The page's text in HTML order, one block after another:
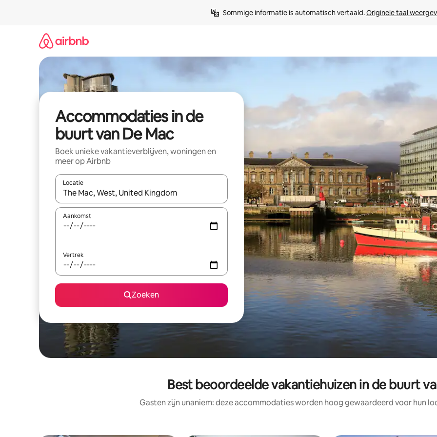
Sommige informatie is automatisch vertaald. Originele taal
Accommodaties in de
buurt van De Mac
Boek unieke vakantieverblijven, woningen en
meer op Airbnb
Locatie
Wanneer er resultaten beschikbaar zijn, maak je een keuze met je de pijltjestoetsen omhoog en omlaag, óf door te
Aankomst
Vertrek
Zoeken
Best beoordeelde vakantiehuizen in de buurt
Gasten zijn unaniem: deze accommodaties worden hoog gewaardeerd voor hun